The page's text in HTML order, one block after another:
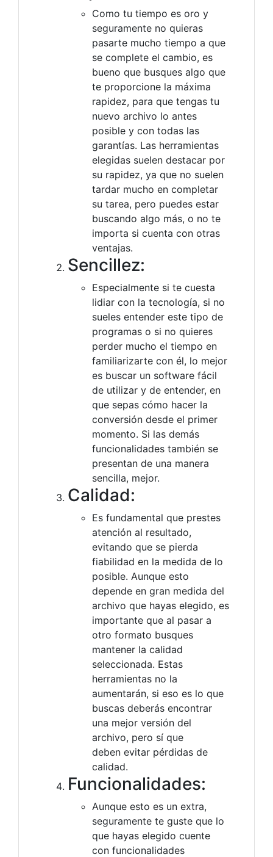
Como tu tiempo es oro y
seguramente no quieras
pasarte mucho tiempo a que
se complete el cambio, es
bueno que busques algo que
te proporcione la máxima
rapidez, para que tengas tu
nuevo archivo lo antes
posible y con todas las
garantías. Las herramientas
elegidas suelen destacar por
su rapidez, ya que no suelen
tardar mucho en completar
su tarea, pero puedes estar
buscando algo más, o no te
importa si cuenta con otras
ventajas.
Sencillez:
Especialmente si te cuesta
lidiar con la tecnología, si no
sueles entender este tipo de
programas o si no quieres
perder mucho el tiempo en
familiarizarte con él, lo mejor
es buscar un software fácil
de utilizar y de entender, en
que sepas cómo hacer la
conversión desde el primer
momento. Si las demás
funcionalidades también se
presentan de una manera
sencilla, mejor.
Calidad:
Es fundamental que prestes
atención al resultado,
evitando que se pierda
fiabilidad en la medida de lo
posible. Aunque esto
depende en gran medida del
archivo que hayas elegido, es
importante que al pasar a
otro formato busques
mantener la calidad
seleccionada. Estas
herramientas no la
aumentarán, si eso es lo que
buscas deberás encontrar
una mejor versión del
archivo, pero sí que
deben evitar pérdidas de
calidad.
Funcionalidades:
Aunque esto es un extra,
seguramente te guste que lo
que hayas elegido cuente
con funcionalidades